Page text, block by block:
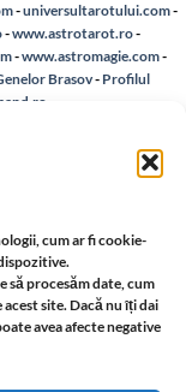
cum ar fi cookie-
să procesăm date, cum
site. Dacă nu îți dai
avea afecte negative
-universultarotului.com-
-www.astrotarot.ro-
-www.astromagie.com-
Brasov- Profilul
retur
Reciclare